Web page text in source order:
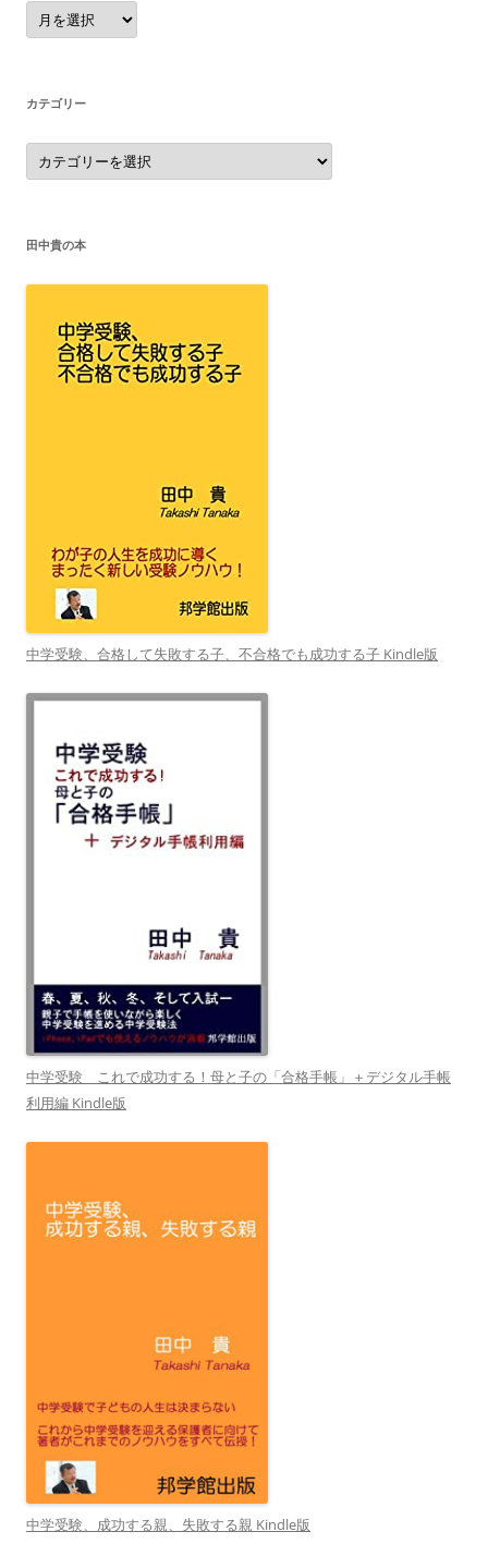
ア
ー
カ
カテゴリー
カ
テ
ゴ
田中貴の本
中学受験、合格して失敗する子、不合格でも成功する子 Kindle版
中学受験 これで成功する！母と子の「合格手帳」＋デジタル手帳
利用編 Kindle版
中学受験、成功する親、失敗する親 Kindle版